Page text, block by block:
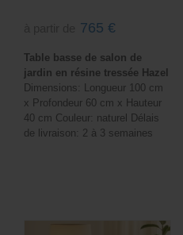
765 €
Table basse de salon de
jardin en résine tressée Hazel
Dimensions: Longueur 100 cm
x Profondeur 60 cm x Hauteur
40 cm Couleur: naturel Délais
de livraison: 2 à 3 semaines